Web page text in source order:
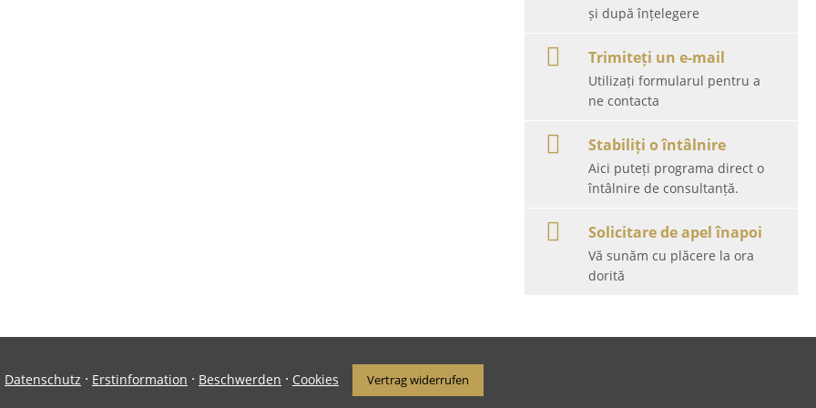
și după înțelegere
Trimiteți un e-mail
Utilizați formularul pentru a
ne contacta
Stabiliți o întâlnire
Aici puteți programa direct o
întâlnire de consultanță.
Solicitare de apel înapoi
Vă sunăm cu plăcere la ora
dorită
Datenschutz · Erstinformation · Beschwerden · Cookies Vertrag widerrufen